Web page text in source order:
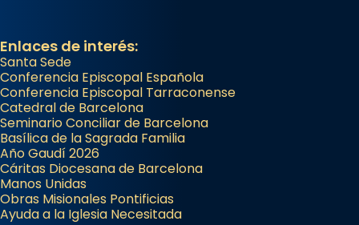
Enlaces de interés:
Santa Sede
Conferencia Episcopal Española
Conferencia Episcopal Tarraconense
Catedral de Barcelona
Seminario Conciliar de Barcelona
Basílica de la Sagrada Familia
Año Gaudí 2026
Cáritas Diocesana de Barcelona
Manos Unidas
Obras Misionales Pontificias
Ayuda a la Iglesia Necesitada